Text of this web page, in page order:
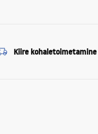
Kiire kohaletoimetamine